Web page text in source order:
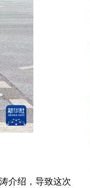
介绍，导致这次